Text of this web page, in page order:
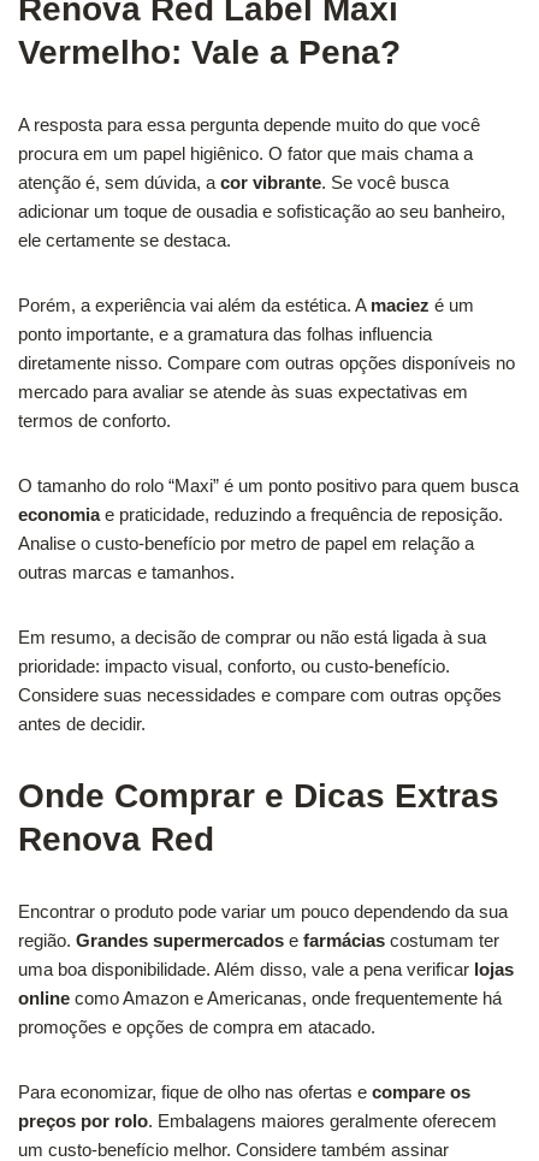
Renova Red Label Maxi
Vermelho: Vale a Pena?
A resposta para essa pergunta depende muito do que você
procura em um papel higiênico. O fator que mais chama a
atenção é, sem dúvida, a cor vibrante. Se você busca
adicionar um toque de ousadia e sofisticação ao seu banheiro,
ele certamente se destaca.
Porém, a experiência vai além da estética. A maciez é um
ponto importante, e a gramatura das folhas influencia
diretamente nisso. Compare com outras opções disponíveis no
mercado para avaliar se atende às suas expectativas em
termos de conforto.
O tamanho do rolo “Maxi” é um ponto positivo para quem busca
economiae praticidade, reduzindo a frequência de reposição.
Analise o custo-benefício por metro de papel em relação a
outras marcas e tamanhos.
Em resumo, a decisão de comprar ou não está ligada à sua
prioridade: impacto visual, conforto, ou custo-benefício.
Considere suas necessidades e compare com outras opções
antes de decidir.
Onde Comprar e Dicas Extras
Renova Red
Encontrar o produto pode variar um pouco dependendo da sua
região. Grandes supermercados e farmácias costumam ter
uma boa disponibilidade. Além disso, vale a pena verificar lojas
online como Amazon e Americanas, onde frequentemente há
promoções e opções de compra em atacado.
Para economizar, fique de olho nas ofertas e compare os
preços por rolo. Embalagens maiores geralmente oferecem
um custo-benefício melhor. Considere também assinar